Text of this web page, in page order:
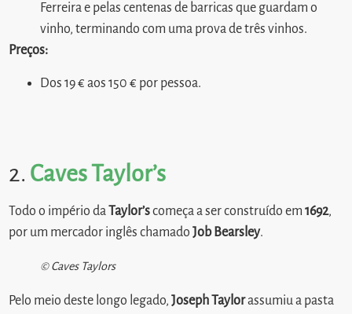
Ferreira e pelas centenas de barricas que guardam o
vinho, terminando com uma prova de três vinhos.
Preços:
Dos 19 € aos 150 € por pessoa.
2. Caves Taylor’s
Todo o império da Taylor’scomeça a ser construído em1692,
por um mercador inglês chamado Job Bearsley.
© Caves Taylors
Pelo meio deste longo legado, Joseph Taylorassumiu a pasta